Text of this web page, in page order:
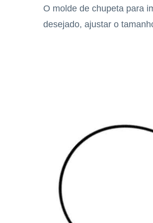
O molde de chupeta para
desejado, ajustar o